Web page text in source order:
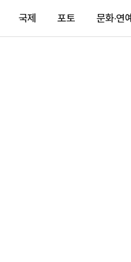
국제 포토 문화·연예